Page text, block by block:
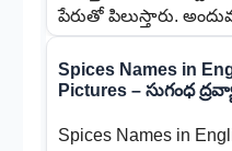
పేరుతో పిలుస్తారు.
Spices Names in
Pictures – సుగంధ
Spices Names in